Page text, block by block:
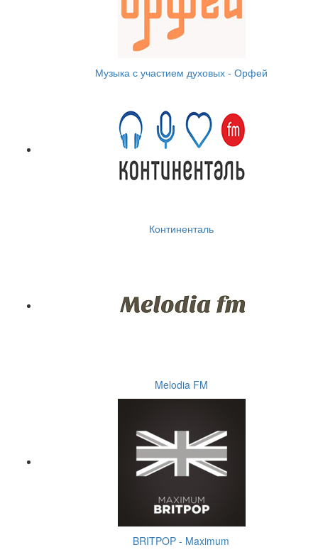
Музыка с участием духовых - Орфей
Континенталь
Melodia FM
BRITPOP - Maximum